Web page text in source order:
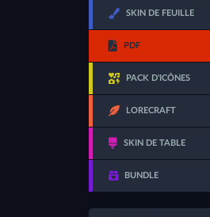
SKIN DE FEUILLE
PDF
PACK D'ICÔNES
LORECRAFT
SKIN DE TABLE
BUNDLE